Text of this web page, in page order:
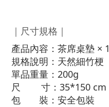
｜尺寸規格｜
產品內容：茶席桌墊 × 1
規格說明：天然細竹梗
單品重量：200g
尺 寸：35*150 cm
包 裝：安全包裝